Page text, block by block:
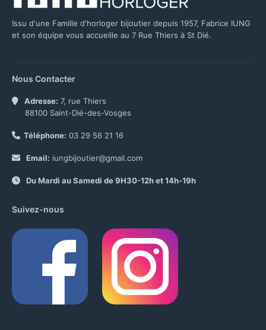
Issu d'une Famille d'horloger bijoutier depuis 1957, Fabrice IUNG
et son équipe vous accueille au 7 Rue Thiers à St Dié.
Nous Contacter
Adresse: 7, rue Thiers
88100 Saint-Dié-des-Vosges
Téléphone: 03 29 56 21 16
Email: iungbijoutier@gmail.com
Du Mardi au Samedi de 9H30-12h et 14h-19h
Suivez-nous